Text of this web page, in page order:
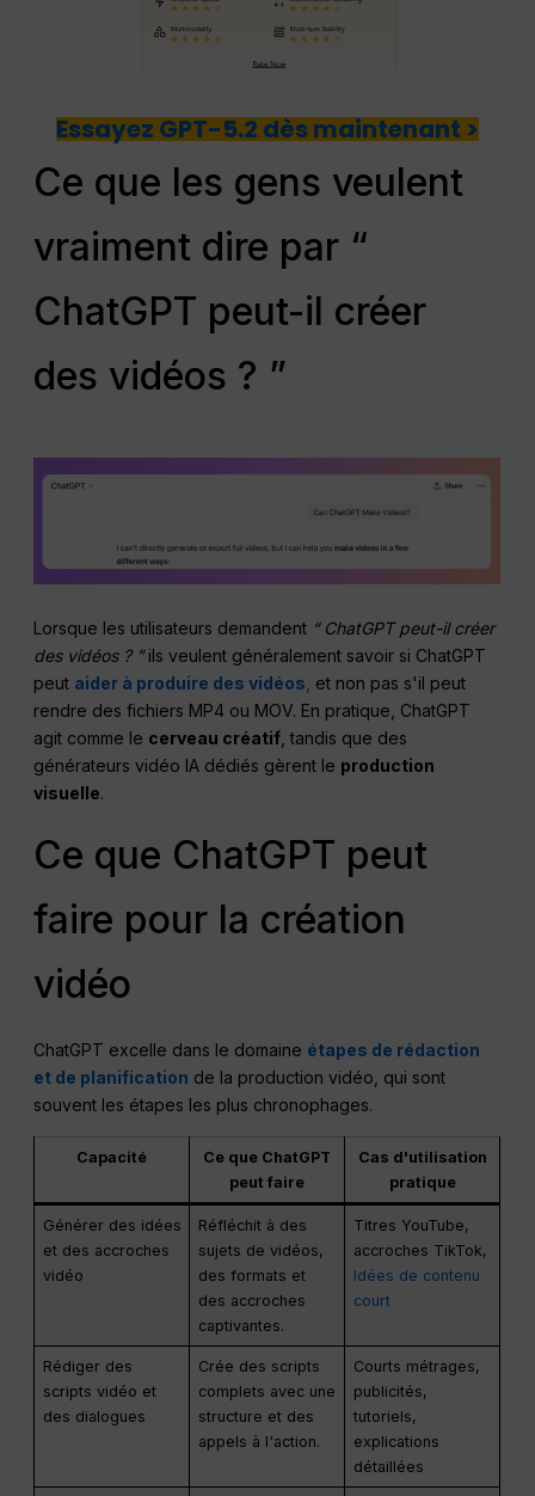
Essayez GPT-5.2 dès maintenant >
Ce que les gens veulent
vraiment dire par “
ChatGPT peut-il créer
des vidéos ? ”
Lorsque les utilisateurs demandent “ ChatGPT peut-il créer
des vidéos ? ”ils veulent généralement savoir si ChatGPT
peut aider à produire des vidéos et non pas s'il peut
rendre des fichiers MP4 ou MOV. En pratique, ChatGPT
agit comme le cerveau créatif , tandis que des
générateurs vidéo IA dédiés gèrent le production
visuelle.
Ce que ChatGPT peut
faire pour la création
vidéo
ChatGPT excelle dans le domaine étapes de rédaction
et de planification de la production vidéo, qui sont
souvent les étapes les plus chronophages.
Capacité
Ce que ChatGPT
peut faire
Cas d'utilisation
pratique
Générer des idées
et des accroches
vidéo
Réfléchit à des
sujets de vidéos,
des formats et
des accroches
captivantes.
Titres YouTube,
accroches TikTok,
Idées de contenu
court
Rédiger des
scripts vidéo et
des dialogues
Crée des scripts
complets avec une
structure et des
appels à l'action.
Courts métrages,
publicités,
tutoriels,
explications
détaillées